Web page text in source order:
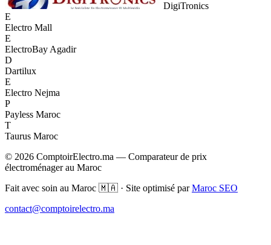
DigiTronics
E
Electro Mall
E
ElectroBay Agadir
D
Dartilux
E
Electro Nejma
P
Payless Maroc
T
Taurus Maroc
© 2026 ComptoirElectro.ma — Comparateur de prix
électroménager au Maroc
Fait avec soin au Maroc 🇲🇦 · Site optimisé parMaroc SEO
contact@comptoirelectro.ma